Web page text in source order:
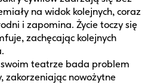
na widok kolejnych, coraz
i zapomina. Życie toczy się
zachęcając kolejnych
teatrze bada problem
zakorzeniając nowożytne